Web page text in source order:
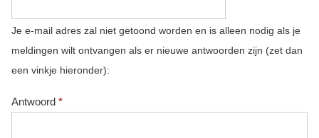
Je e-mail adres zal niet getoond worden en is alleen nodig als je
meldingen wilt ontvangen als er nieuwe antwoorden zijn (zet dan
een vinkje hieronder):
Antwoord *